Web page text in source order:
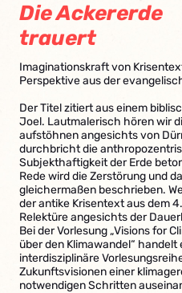
Die Ackererde
trauert
Imaginationskraft von
Perspektive aus der
Der Titel zitiert aus einem
Joel. Lautmalerisch hören wir
aufstöhnen angesichts von
durchbricht die
Subjekthaftigkeit der Erde
Rede wird die Zerstörung und
gleichermaßen beschrieben.
der antike Krisentext aus dem
Relektüre angesichts der
Bei der Vorlesung „Visions for
über den Klimawandel“ handelt
interdisziplinäre
Zukunftsvisionen einer
notwendigen Schritten